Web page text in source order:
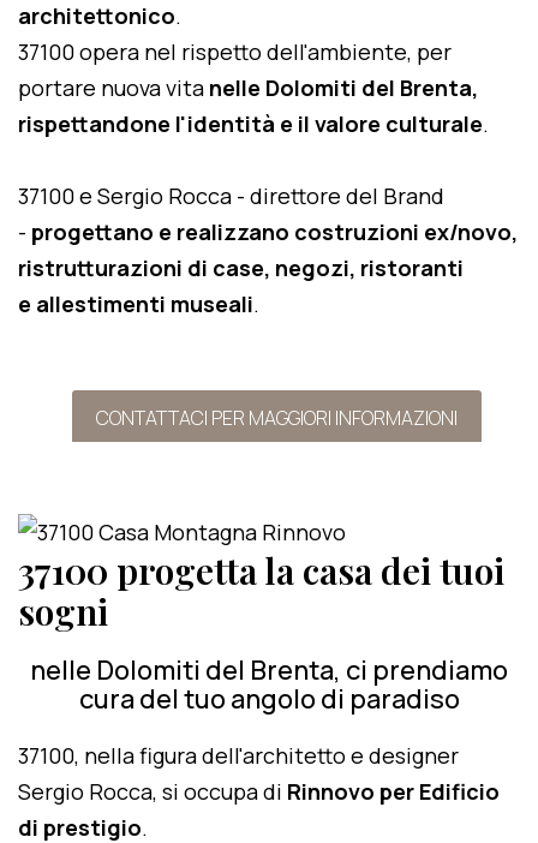
architettonico.
37100 opera nel rispetto dell'ambiente, per
portare nuova vita nelle Dolomiti del Brenta,
rispettandone l'identità e il valore culturale.
37100 e Sergio Rocca - direttore del Brand
- progettano e realizzano costruzioni ex/novo,
ristrutturazioni di case, negozi, ristoranti
e allestimenti museali.
CONTATTACI PER MAGGIORI INFORMAZIONI
37100 progetta la casa dei tuoi
sogni
nelle Dolomiti del Brenta, ci prendiamo
cura del tuo angolo di paradiso
37100, nella figura dell'architetto e designer
Sergio Rocca, si occupa di Rinnovo per Edificio
di prestigio.